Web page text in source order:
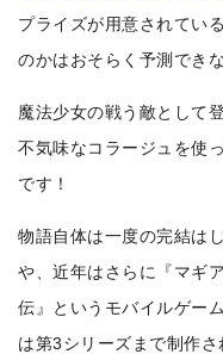
プライズが用意されてい
のかはおそらく予測できな
魔法少女の戦う敵として
不気味なコラージュを使
です！
物語自体は一度の完結は
や、近年はさらに『マギ
伝』というモバイルゲー
は第3シリーズまで制作さ